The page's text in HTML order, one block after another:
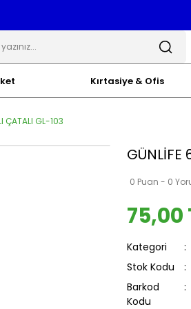
Kırtasiye & Ofis
ÇATALI GL-103
GÜNLİFE
0 Puan - 0
75,00
Kategori
Stok Kodu
Barkod
Kodu